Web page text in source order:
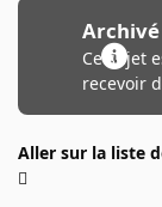
Archivé
Ce sujet
recevoir
Aller sur la liste